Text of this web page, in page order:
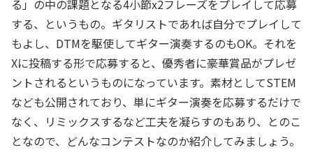
る」の中の課題となる4小節x2フレーズをプレイして応募
する、というもの。ギタリストであれば自分でプレイして
もよし、DTMを駆使してギター演奏するのもOK。それを
Xに投稿する形で応募すると、優秀者に豪華賞品がプレゼ
ントされるというものになっています。素材としてSTEM
なども公開されており、単にギター演奏を応募するだけで
なく、リミックスするなど工夫を凝らすのもあり、とのこ
となので、どんなコンテストなのか紹介してみましょう。